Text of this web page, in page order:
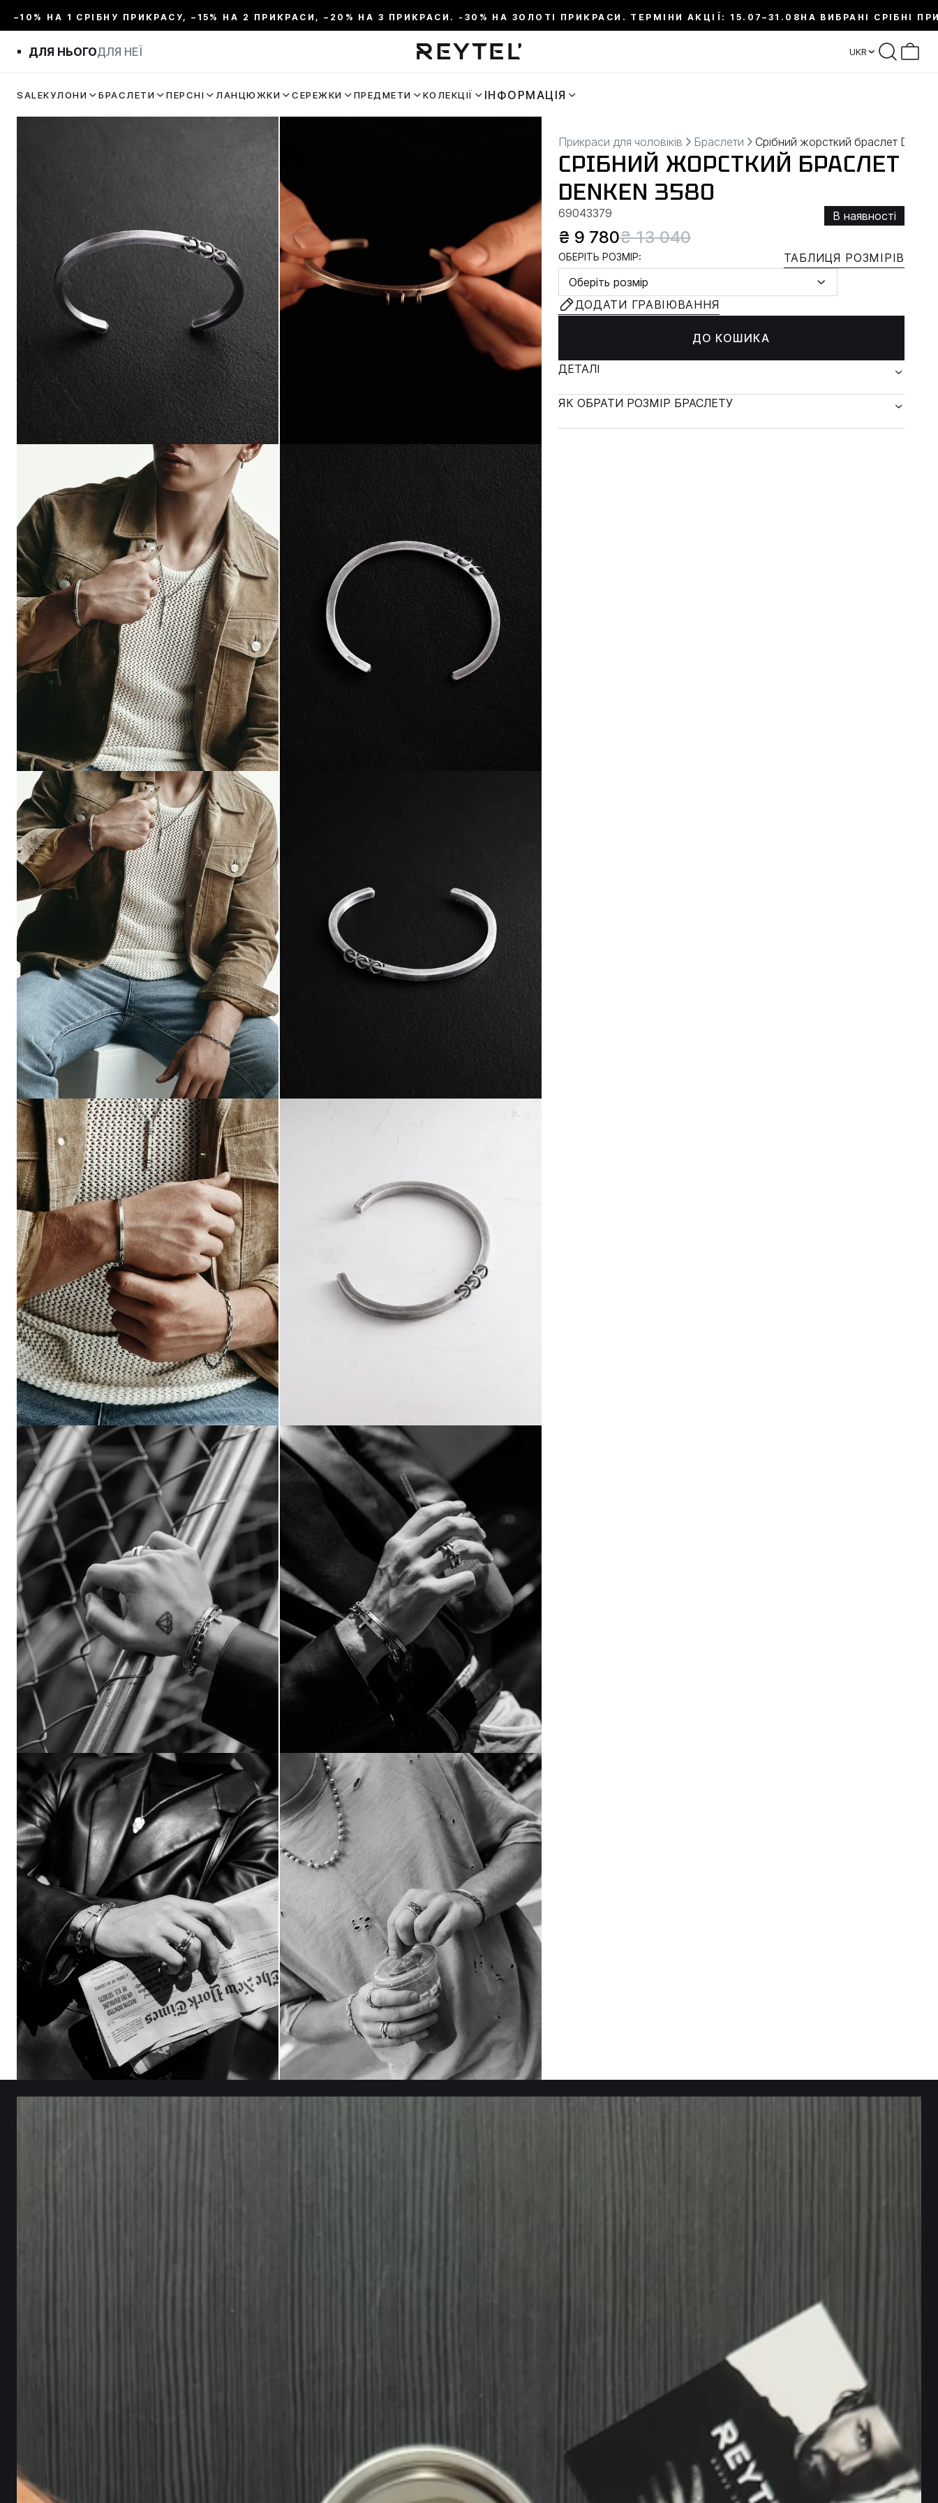
–10% НА 1 СРІБНУ ПРИКРАСУ, –15% НА 2 ПРИКРАСИ, –20% НА 3 ПРИКРАСИ. -30% НА ЗОЛОТІ ПРИКРАСИ. ТЕРМІНИ АКЦІЇ: 15.07–31.08 НА ВИБРАНІ СРІБНІ
ДЛЯ НЬОГОДЛЯ НЕЇ UKR
SALEКУЛОНИ БРАСЛЕТИ ПЕРСНІ ЛАНЦЮЖКИ СЕРЕЖКИ ПРЕДМЕТИ КОЛЕКЦІЇ ІНФОРМАЦІЯ
Прикраси для чоловіків Браслети Срібний жорсткий браслет
СРІБНИЙ ЖОРСТКИЙ БРАСЛЕТ
DENKEN 3580
69043379 В наявності
₴ 9 780₴ 13 040
ОБЕРІТЬ РОЗМІР:
ТАБЛИЦЯ РОЗМІРІВ
Оберіть розмір
ДОДАТИ ГРАВІЮВАННЯ
ДО КОШИКА
ДЕТАЛІ
ЯК ОБРАТИ РОЗМІР БРАСЛЕТУ